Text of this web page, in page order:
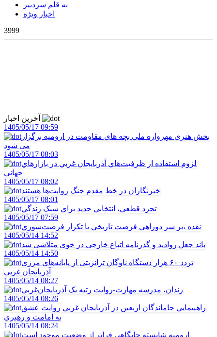
به قلم سردبیر
اخبار ویژه
3999
1405/05/17 09:59
بخش هنری مهرواره ملی بچه های مقاومت در ارومیه برگزار
می شود
1405/05/17 08:03
لزوم استفاده از ظرفيت‌هاي آذربايجان غربي در بازارهاي
جهاني
1405/05/17 08:02
خبرنگاران در خط مقدم جنگ روايت‌ها هستند
1405/05/17 08:01
تجرد قطعي، انتخابي جديد براي سبک زندگي
1405/05/17 07:59
نقده ،بر سر دوراهي فرصت تاريخي يا تکرار فرصت‌سوزي
1405/05/14 14:52
باند جعل روادید و گذرنامه اتباع خارجی در خوی متلاشی شد
1405/05/14 14:50
تردد ۶۰ هزار دستگاه ناوگان ترانزیتی از پایانه‌های مرزی
آذربایجان ‌غربی
1405/05/14 08:27
زندان، مدرسه مهارت-روايت رتبه يک آذربايجان‌غربي
1405/05/14 08:26
راهپيمايي جاماندگان اربعين در آذربايجان غربي روايت عشق
به امامت و رهبري
1405/05/14 08:24
اروميه شايسته جايگاهي فراتر از وضعيت موجود است